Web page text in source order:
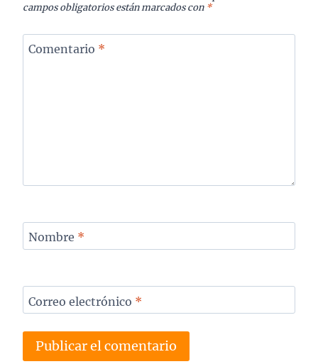
campos obligatorios están marcados con *
Comentario *
Nombre *
Correo electrónico *